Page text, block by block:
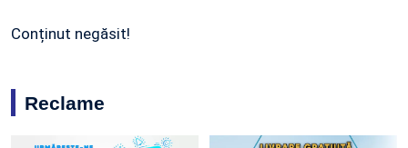
Conținut negăsit!
Reclame